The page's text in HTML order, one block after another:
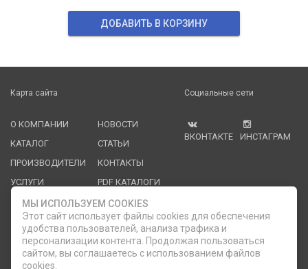
ДОБАВИТЬ В КОРЗИНУ
Карта сайта
О КОМПАНИИ
КАТАЛОГ
ПРОИЗВОДИТЕЛИ
УСЛУГИ
НОВОСТИ
СТАТЬИ
КОНТАКТЫ
PDF КАТАЛОГИ
ОПЛАТА И
ДОСТАВКА
Социальные сети
ВКОНТАКТЕ ИНСТАГРАМ
Служба клиентской поддержки
МЫ ИСПОЛЬЗУЕМ COOKIES
Этот сайт использует файлы cookies для обеспечения
удобства пользователей, анализа трафика и
персонализации контента. Продолжая пользоваться
сайтом, вы соглашаетесь с использованием файлов
cookies.